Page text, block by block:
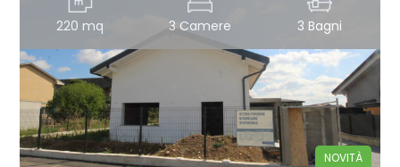
220 mq 3 Camere 3 Bagni
NOVITÀ